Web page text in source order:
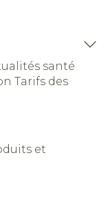
santé
Tarifs des
et